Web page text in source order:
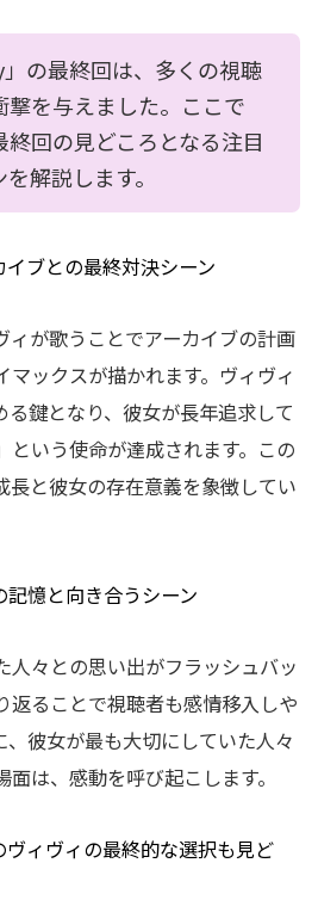
」の最終回は、多くの視聴
撃を与えました。ここで
終回の見どころとなる注目
解説します。
ブとの最終対決シーン
ィが歌うことでアーカイブの計画
マックスが描かれます。ヴィヴィ
鍵となり、彼女が長年追求して
という使命が達成されます。この
長と彼女の存在意義を象徴してい
憶と向き合うシーン
人々との思い出がフラッシュバッ
返ることで視聴者も感情移入しや
、彼女が最も大切にしていた人々
は、感動を呼び起こします。
ィヴィの最終的な選択も見ど